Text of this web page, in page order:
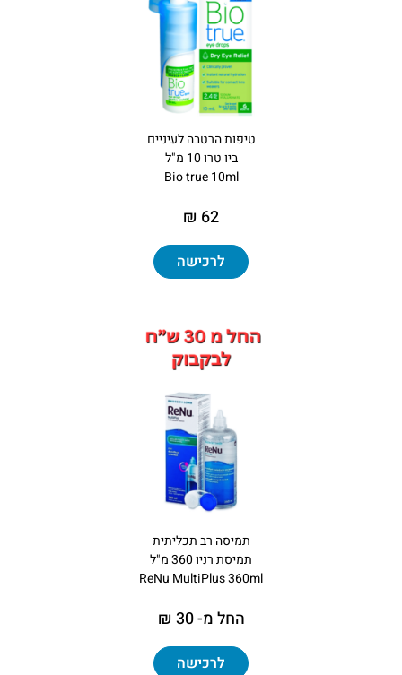
טיפות הרטבה לעיניים
ביו טרו 10 מ"ל
Bio true 10ml
62 ₪
לרכישה
תמיסה רב תכליתית
תמיסת רניו 360 מ"ל
ReNu MultiPlus 360ml
החל מ- 30 ₪
לרכישה